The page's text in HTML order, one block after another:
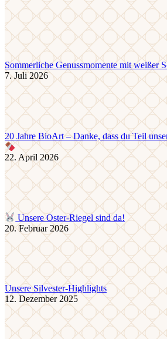
Sommerliche Genussmomente mit weißer
7. Juli 2026
20 Jahre BioArt – Danke, dass du Teil
22. April 2026
Unsere Oster-Riegel sind da!
20. Februar 2026
Unsere Silvester-Highlights
12. Dezember 2025